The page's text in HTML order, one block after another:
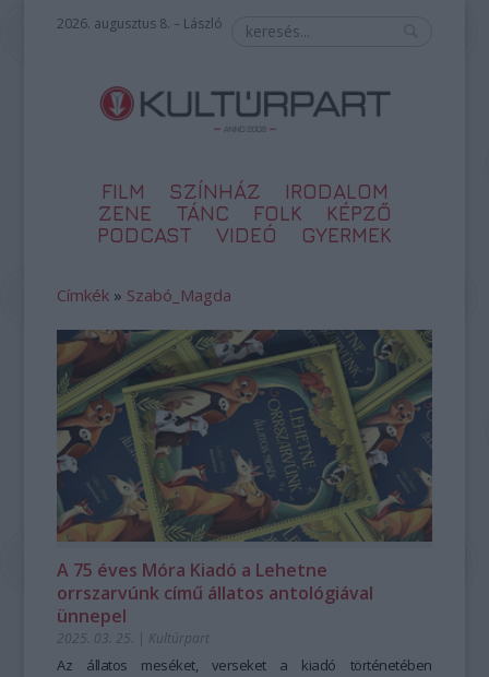
2026. augusztus 8. – László
FILM SZÍNHÁZ
IRODALOM
ZENE
TÁNC FOLK
KÉPZŐ
PODCAST
VIDEÓ GYERMEK
Címkék » Szabó_Magda
A 75 éves Móra Kiadó a Lehetne
orrszarvúnk című állatos antológiával
ünnepel
2025. 03. 25. | Kultúrpart
Az állatos meséket, verseket a kiadó történetében